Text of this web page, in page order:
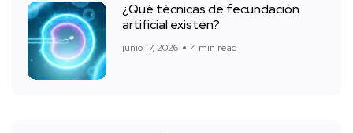
¿Qué técnicas de fecundación
artificial existen?
junio 17, 2026 4 min read